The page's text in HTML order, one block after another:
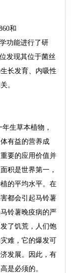
和
功能进行了研
发现其位于菌丝
长发育、内吸性
。
生草本植物，
有益的营养成
要的应用价值并
积是世界第一，
的平均水平。在
都会引起马铃薯
铃薯晚疫病的严
了饥荒，人们饱
难，它的爆发可
发展。因此，有
是必须的。